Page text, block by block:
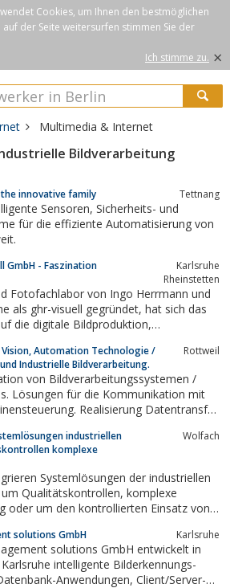
Cookies, um Ihnen den bestmöglichen
auf der Seite weitersurfen stimmen Sie der
Ich stimme zu. ×
Multimedia & Internet
Bildverarbeitung
innovative family Tettnang
Sicherheits- und
für die effiziente Automatisierung von
GmbH - Faszination
Karlsruhe
Rheinstetten
Fotofachlabor von Ingo Herrmann und
visuell gegründet, hat sich das
die digitale Bildproduktion,
eigenem...
Automation Technologie /
Industrielle Bildverarbeitung.
Rottweil
von Bildverarbeitungssystemen /
Lösungen für die Kommunikation mit
Realisierung Datentransfer
industriellen
komplexe
Wolfach
Systemlösungen der industriellen
komplexe
oder um den kontrollierten Einsatz von
solutions GmbH Karlsruhe
solutions GmbH entwickelt in
intelligente Bilderkennungs-
Anwendungen, Client/Server-